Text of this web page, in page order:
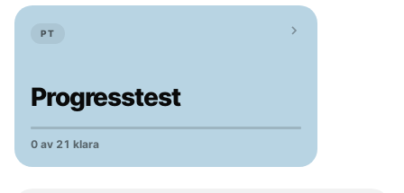
PT
Progresstest
0 av 21 klara